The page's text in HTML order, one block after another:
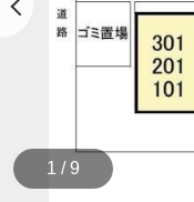
1 / 9